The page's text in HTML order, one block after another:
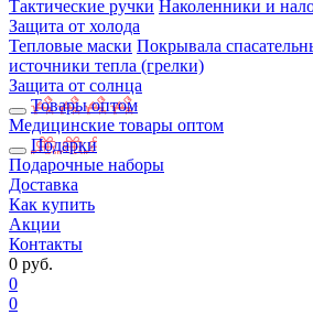
Тактические ручки Наколенники и
Защита от холода
Тепловые маски Покрывала
источники тепла (грелки)
Защита от солнца
Товары оптом
Медицинские товары оптом
Подарки
Подарочные наборы
Доставка
Как купить
Акции
Контакты
0 руб.
0
0